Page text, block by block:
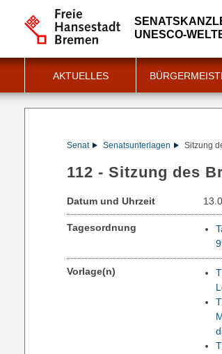
UNESCO-
AKTUELLES
Senat Senatsunterlagen Sitzung
112 - Sitzung des
Datum und Uhrzeit
Tagesordnung
Vorlage(n)